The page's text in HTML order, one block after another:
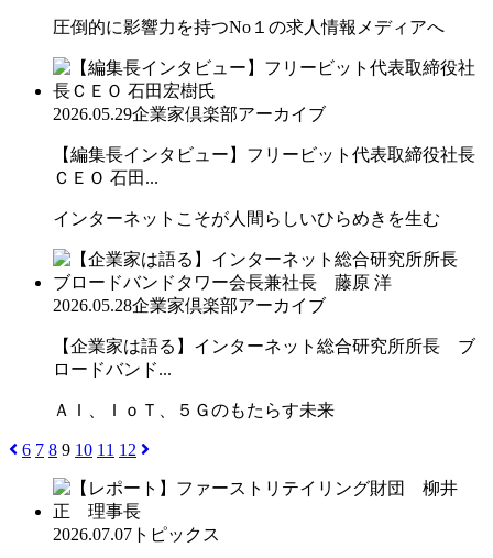
圧倒的に影響力を持つNo１の求人情報メディアへ
2026.05.29企業家倶楽部アーカイブ
【編集長インタビュー】フリービット代表取締役社長
ＣＥＯ 石田...
インターネットこそが人間らしいひらめきを生む
2026.05.28企業家倶楽部アーカイブ
【企業家は語る】インターネット総合研究所所長 ブ
ロードバンド...
ＡＩ、ＩｏＴ、５Ｇのもたらす未来
6 7 8 9 10 11 12
2026.07.07 トピックス